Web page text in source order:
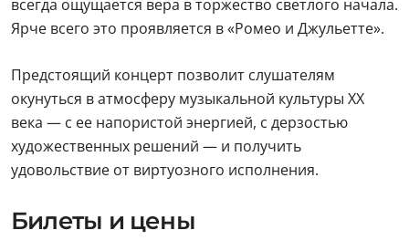
всегда ощущается вера в торжество светлого начала.
Ярче всего это проявляется в «Ромео и Джульетте».
Предстоящий концерт позволит слушателям
окунуться в атмосферу музыкальной культуры XX
века — с ее напористой энергией, с дерзостью
художественных решений — и получить
удовольствие от виртуозного исполнения.
Билеты и цены